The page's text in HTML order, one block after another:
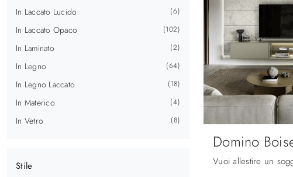
In Laccato Lucido 6
In Laccato Opaco 102
In Laminato 2
In Legno 64
In Legno Laccato 18
In Materico 4
In Vetro 8
Stile
Domino